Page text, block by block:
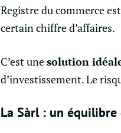
Registre du commerce
certain chiffre d’affaires.
C’est unesolution
d’investissement. Le
La Sàrl : un